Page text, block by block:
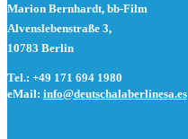
Marion Bernhardt, bb-Film
Alvenslebenstraße 3,
10783 Berlin
Tel.: +49 171 694 1980
eMail: info@deutschalaberlinesa.es